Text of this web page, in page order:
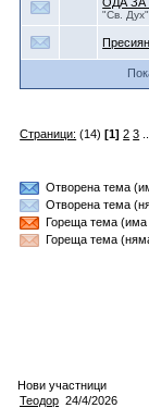
"Св.
Страници: (14)[1] 2 3
Отворена тема
Отворена тема
Гореща тема
Гореща тема
Нови участници
Теодор 24/4/2026